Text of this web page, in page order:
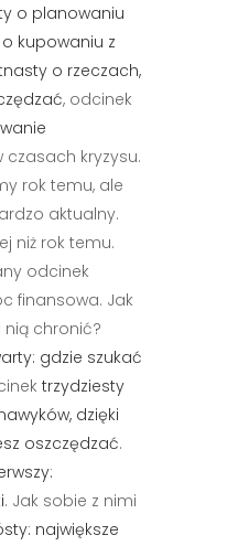
o planowaniu
kupowaniu z
o rzeczach,
, odcinek
czasach kryzysu.
rok temu, ale
aktualny.
niż rok temu.
odcinek
finansowa. Jak
chronić?
gdzie szukać
trzydziesty
dzięki
oszczędzać.
. Jak sobie z nimi
największe